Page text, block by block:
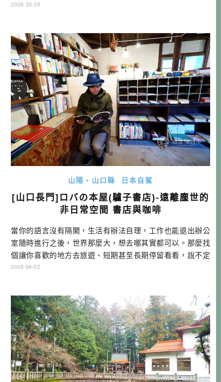
這一年，舉辦許多盛典。而作為一系列活動的最大亮點，就
門票: 1200日幣( […]…
2018-10-18
山陽・山口縣 日本自駕
[山口長門]ロバの本屋(驢子書店)-遠離塵世的
非日常空間 書店與咖啡
當你的語言沒有隔閡，生活有辦法自理，工作也能退出辦公
室隨時進行之後，世界那麼大，想去哪其實都可以。那麼找
個讓你喜歡的地方去旅遊、短期甚至長期停留看看，說不定
也能找到人生的第二故鄉。 移居正夯，你想搬去哪生活？ 最
喜歡去找些深山林內的餐館、咖啡館，發現這些經營者常常
都不是在地長大的，他們幾乎都是 […]…
2018-04-02